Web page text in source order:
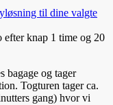
knap 1 time og 20
bagage og tager
Togturen tager ca.
gang) hvor vi